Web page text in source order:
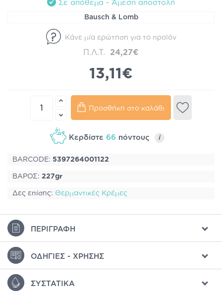
Σε απόθεμα - Άμεση αποστολή
Bausch & Lomb
Κάνε μία ερώτηση για το προϊόν
Π.Λ.Τ. 24,27€
13,11€
Προσθήκη στο καλάθι
Κερδίστε 66 πόντους i
BARCODE: 5397264001122
ΒΑΡΟΣ: 227gr
Δες επίσης: Θερμαντικές Κρέμες
ΠΕΡΙΓΡΑΦΉ
ΟΔΗΓΊΕΣ - ΧΡΉΣΗΣ
ΣΥΣΤΑΤΙΚΆ